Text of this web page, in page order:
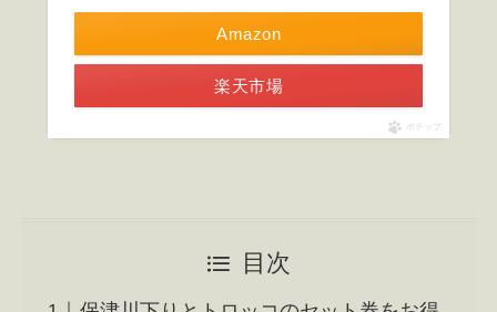
Amazon
楽天市場
ポチップ
目次